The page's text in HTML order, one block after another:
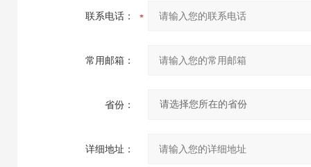
联系电话：
常用邮箱：
省份：
详细地址：